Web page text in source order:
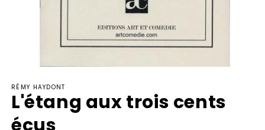
média
1
dans
une
fenêtre
RÉMY HAYDONT
L'étang aux trois cents